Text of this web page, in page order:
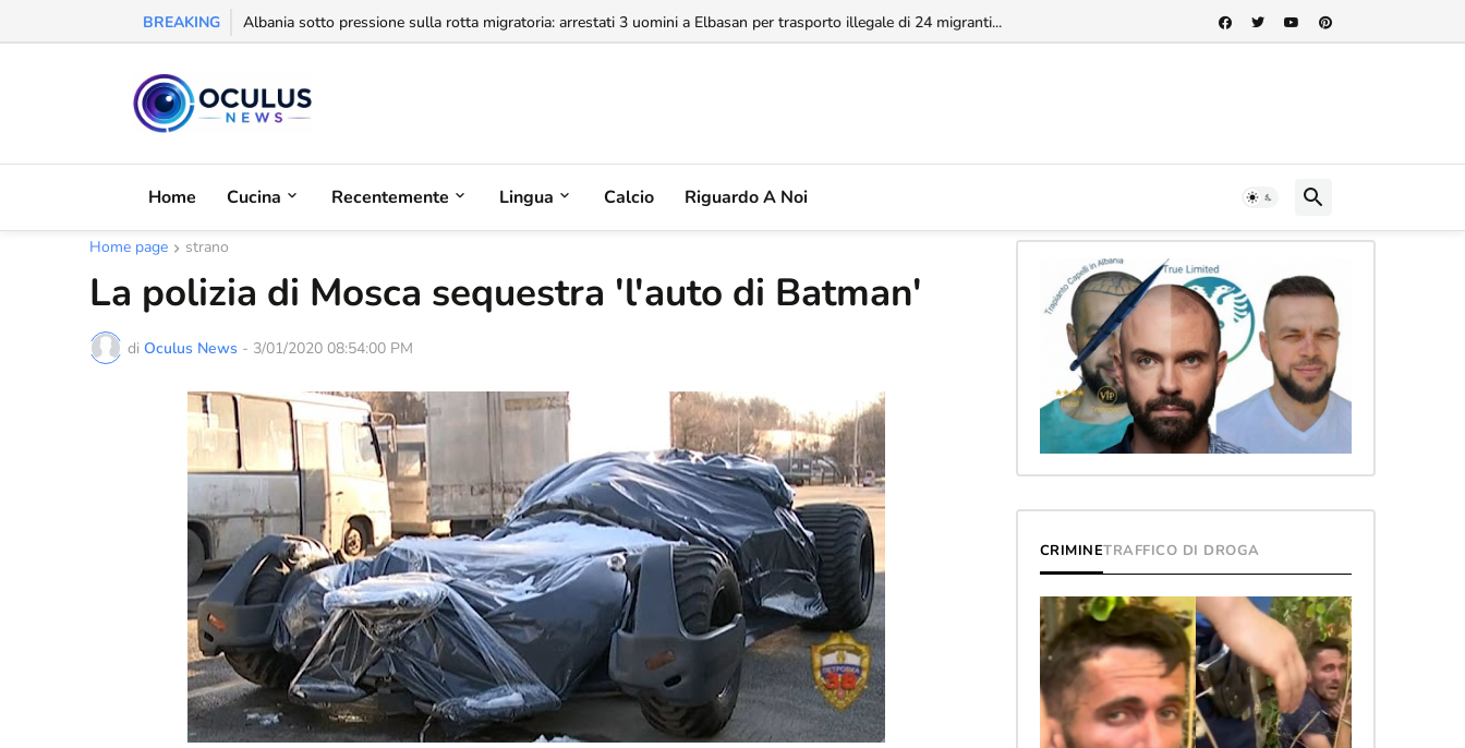
BREAKING Behgjet Pacolli: "Se sarà revocata la concessione dell'Aeroporto di Valona, MABCO ricorrerà all'arbitrato internazionale"...
Home Cucina Recentemente Lingua Calcio Riguardo A Noi
Home page strano
La polizia di Mosca sequestra 'l'auto di Batman'
di Oculus News - 3/01/2020 08:54:00 PM
CRIMINETRAFFICO DI DROGA